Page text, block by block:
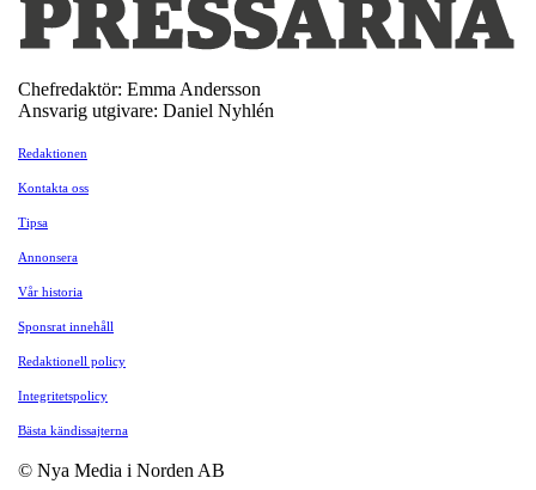
Chefredaktör: Emma Andersson
Ansvarig utgivare: Daniel Nyhlén
Redaktionen
Kontakta oss
Tipsa
Annonsera
Vår historia
Sponsrat innehåll
Redaktionell policy
Integritetspolicy
Bästa kändissajterna
© Nya Media i Norden AB